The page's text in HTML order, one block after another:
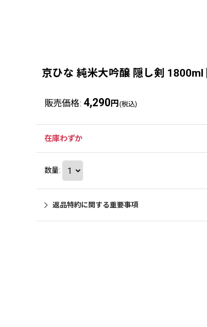
京ひな 純米大吟醸 隠し剣 1800ml
販売価格: 4,290 円 (税込)
在庫わずか
数量:
返品特約に関する重要事項